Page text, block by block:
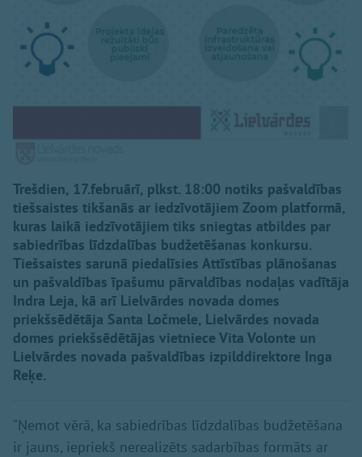
Trešdien, 17.februārī, plkst. 18:00 notiks pašvaldības
tiešsaistes tikšanās ar iedzīvotājiem Zoom platformā,
kuras laikā iedzīvotājiem tiks sniegtas atbildes par
sabiedrības līdzdalības budžetēšanas konkursu.
Tiešsaistes sarunā piedalīsies Attīstības plānošanas
un pašvaldības īpašumu pārvaldības nodaļas vadītāja
Indra Leja, kā arī Lielvārdes novada domes
priekšsēdētāja Santa Ločmele, Lielvārdes novada
domes priekšsēdētājas vietniece Vita Volonte un
Lielvārdes novada pašvaldības izpilddirektore Inga
Reķe.
"Ņemot vērā, ka sabiedrības līdzdalības budžetēšana
ir jauns, iepriekš nerealizēts sadarbības formāts ar